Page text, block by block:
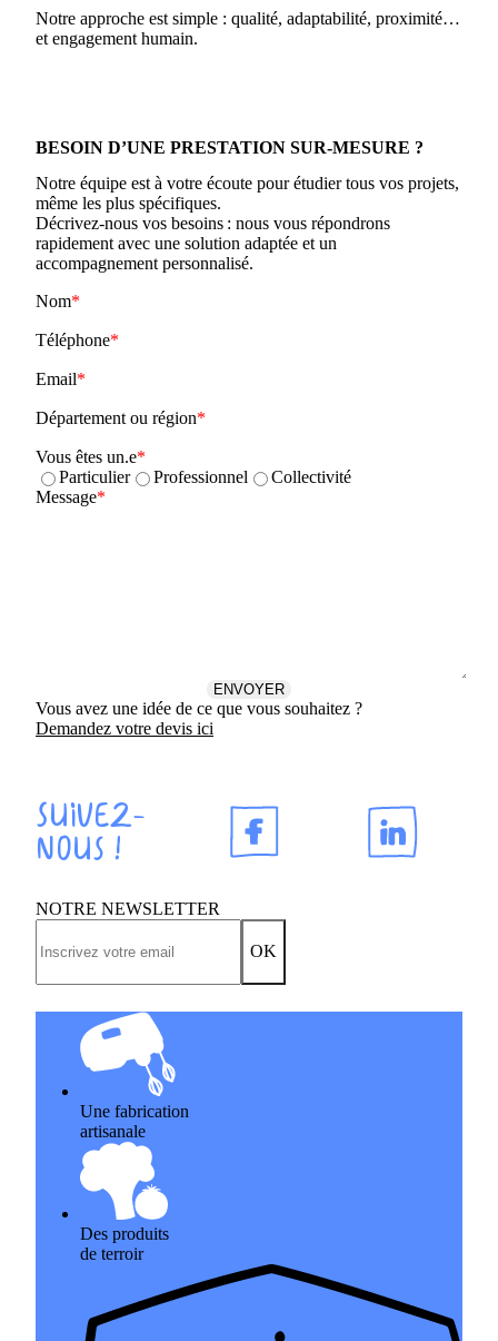
Notre approche est simple : qualité, adaptabilité, proximité…
et engagement humain.
BESOIN D’UNE PRESTATION SUR-MESURE ?
Notre équipe est à votre écoute pour étudier tous vos projets,
même les plus spécifiques.
Décrivez-nous vos besoins : nous vous répondrons
rapidement avec une solution adaptée et un
accompagnement personnalisé.
Nom
Téléphone
Email
Département ou région
Vous êtes un.e
Particulier
Professionnel
Collectivité
Message
Vous avez une idée de ce que vous souhaitez ?
Demandez votre devis ici
Suivez-
nous !
NOTRE NEWSLETTER
OK
Une fabrication
artisanale
Des produits
de terroir